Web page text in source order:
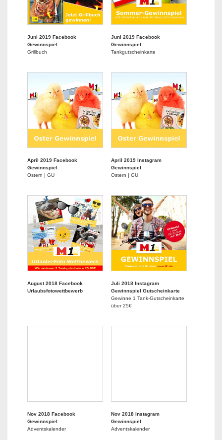
Juni 2019 Facebook
Gewinnspiel
Grillbuch
Juni 2019 Facebook
Gewinnspiel
Tankgutscheinkarte
April 2019 Facebook
Gewinnspiel
Ostern | GU
April 2019 Instagram
Gewinnspiel
Ostern | GU
August 2018 Facebook
Urlaubsfotowettbewerb
Juli 2018 Instagram
Gewinnspiel Gutscheinkarte
Gewinne 1 Tank-Gutscheinkarte
über 25€
Nov 2018 Facebook
Gewinnspiel
Adventskalender
Nov 2018 Instagram
Gewinnspiel
Adventskalender